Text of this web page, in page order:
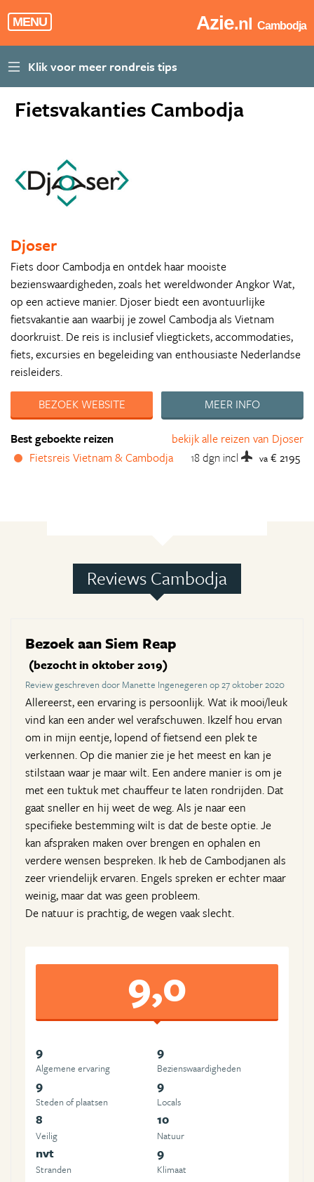
MENU Azie.nl Cambodja
Fietsvakanties Cambodja
Djoser
Fiets door Cambodja en ontdek haar mooiste
bezienswaardigheden, zoals het wereldwonder Angkor Wat,
op een actieve manier. Djoser biedt een avontuurlijke
fietsvakantie aan waarbij je zowel Cambodja als Vietnam
doorkruist. De reis is inclusief vliegtickets, accommodaties,
fiets, excursies en begeleiding van enthousiaste Nederlandse
reisleiders.
BEZOEK WEBSITE
MEER INFO
bekijk alle reizen van Djoser
Best geboekte reizen
Fietsreis Vietnam & Cambodja
18 dgn incl va € 2195
Reviews Cambodja
Bezoek aan Siem Reap
(bezocht in oktober 2019)
Review geschreven door Manette Ingenegeren op 27 oktober 2020
Allereerst, een ervaring is persoonlijk. Wat ik mooi/leuk
vind kan een ander wel verafschuwen. Ikzelf hou ervan
om in mijn eentje, lopend of fietsend een plek te
verkennen. Op die manier zie je het meest en kan je
stilstaan waar je maar wilt. Een andere manier is om je
met een tuktuk met chauffeur te laten rondrijden. Dat
gaat sneller en hij weet de weg. Als je naar een
specifieke bestemming wilt is dat de beste optie. Je
kan afspraken maken over brengen en ophalen en
verdere wensen bespreken. Ik heb de Cambodjanen als
zeer vriendelijk ervaren. Engels spreken er echter maar
weinig, maar dat was geen probleem.
De natuur is prachtig, de wegen vaak slecht.
9,0
9
Algemene ervaring
9
Beziens­waardigheden
9
Steden of plaatsen
9
Locals
8
Veilig
10
Natuur
nvt
Stranden
9
Klimaat